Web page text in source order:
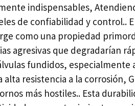
indispensables,
de confiabilidad y control..
como una propiedad
agresivas que degradarían
fundidos, especialmente
alta resistencia a la corrosión,
más hostiles.. Esta